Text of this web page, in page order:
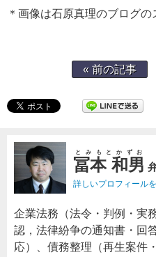
＊画像は石原真理のブログの
« 前の記事
冨本 和男
とみもとかずお
詳しいプロフィール
企業法務（法令・判例・実
認，法律紛争の通知書・回
応）、債務整理（再生案件